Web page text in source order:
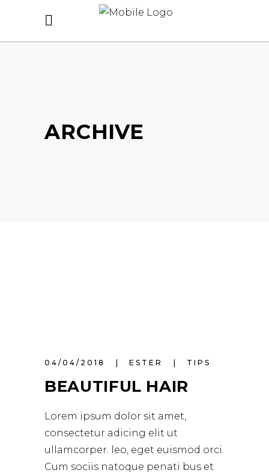
ARCHIVE
04/04/2018 ESTER TIPS
BEAUTIFUL HAIR
Lorem ipsum dolor sit amet,
consectetur adicing elit ut
ullamcorper. leo, eget euismod orci.
Cum sociis natoque penati bus et